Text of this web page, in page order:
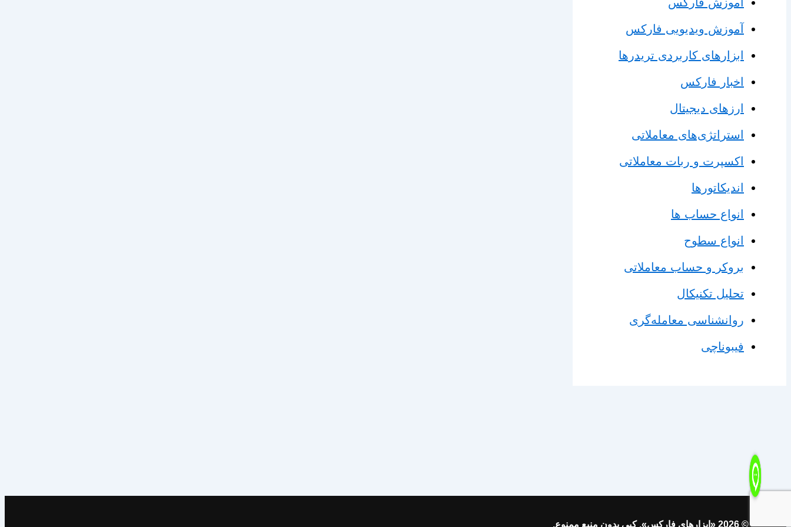
آموزش ویدیویی فارکس
ابزارهای کاربردی تریدرها
اخبار فارکس
ارزهای دیجیتال
استراتژی‌های معاملاتی
اکسپرت و ربات معاملاتی
اندیکاتورها
انواع حساب ها
انواع سطوح
بروکر و حساب معاملاتی
تحلیل تکنیکال
روانشناسی معامله‌گری
فیبوناچی
© 2026 «ابزارهای فارکس». کپی بدون منبع ممنوع.